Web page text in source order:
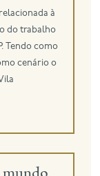
à
do trabalho
Tendo como
cenário o